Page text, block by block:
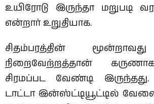
உயிரோடு இருந்தா மறுபடி
என்றார் உறுதியாக.
சிதம்பரத்தின்
நிறைவேற்றத்தான்
சிரமப்பட வேண்டி
டாட்டா இன்ஸ்ட்டியூட்டில்